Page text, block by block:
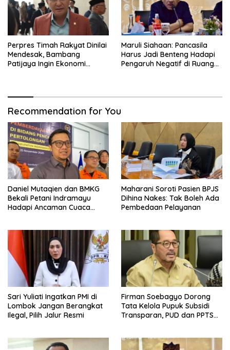
Perpres Timah Rakyat Dinilai
Mendesak, Bambang
Patijaya Ingin Ekonomi
Maruli Siahaan: Pancasila
Harus Jadi Benteng Hadapi
Pengaruh Negatif di Ruang
Recommendation for You
Daniel Mutaqien dan BMKG
Bekali Petani Indramayu
Hadapi Ancaman Cuaca
Maharani Soroti Pasien BPJS
Dihina Nakes: Tak Boleh Ada
Pembedaan Pelayanan
Sari Yuliati Ingatkan PMI di
Lombok Jangan Berangkat
Ilegal, Pilih Jalur Resmi
Firman Soebagyo Dorong
Tata Kelola Pupuk Subsidi
Transparan, PUD dan PPTS